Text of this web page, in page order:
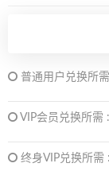
普通用户兑换所
VIP会员兑换所需 :
终身VIP兑换所需 :